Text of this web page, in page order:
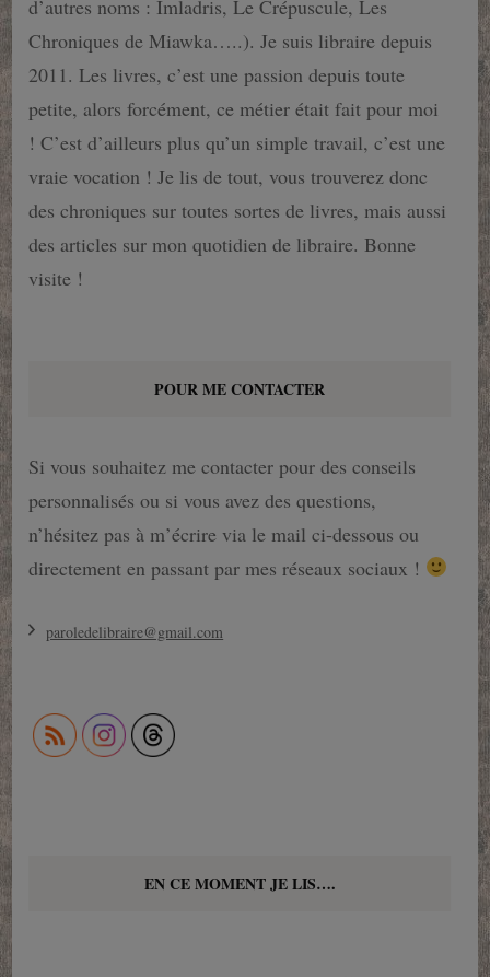
d’autres noms : Imladris, Le Crépuscule, Les
Chroniques de Miawka…..). Je suis libraire depuis
2011. Les livres, c’est une passion depuis toute
petite, alors forcément, ce métier était fait pour moi
! C’est d’ailleurs plus qu’un simple travail, c’est une
vraie vocation ! Je lis de tout, vous trouverez donc
des chroniques sur toutes sortes de livres, mais aussi
des articles sur mon quotidien de libraire. Bonne
visite !
POUR ME CONTACTER
Si vous souhaitez me contacter pour des conseils
personnalisés ou si vous avez des questions,
n’hésitez pas à m’écrire via le mail ci-dessous ou
directement en passant par mes réseaux sociaux !
paroledelibraire@gmail.com
EN CE MOMENT JE LIS….